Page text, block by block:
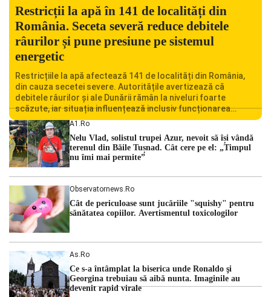
Restricții la apă în 141 de localități din
România. Seceta severă reduce debitele
râurilor și pune presiune pe sistemul
energetic
Restricțiile la apă afectează 141 de localități din România,
din cauza secetei severe. Autoritățile avertizează că
debitele râurilor și ale Dunării rămân la niveluri foarte
scăzute, iar situația influențează inclusiv funcționarea
Centralei Nucleare de la Cernavodă. România se confruntă
cu una dintre cele mai dificile perioade din punct de vedere
hidrologic din ultimii ani. Lipsa […]
A1.ro
Nelu Vlad, solistul trupei Azur, nevoit să își vândă
terenul din Băile Tușnad. Cât cere pe el: „Timpul
nu îmi mai permite”
Observatornews.ro
Cât de periculoase sunt jucăriile "squishy" pentru
sănătatea copiilor. Avertismentul toxicologilor
As.ro
Ce s-a întâmplat la biserica unde Ronaldo şi
Georgina trebuiau să aibă nunta. Imaginile au
devenit rapid virale